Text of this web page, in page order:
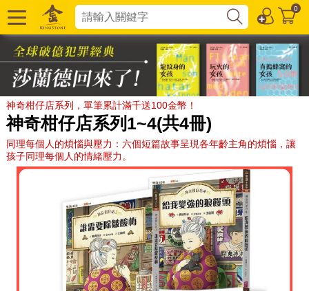
0
神奇柑仔店系列，單筆累計滿千送100金幣！
神奇柑仔店系列1~4(共4冊)
同理每個人的煩惱與壓力：六個短篇故事呈現各年齡主角的煩惱，讓
孩子同理每個人的情緒壓力。